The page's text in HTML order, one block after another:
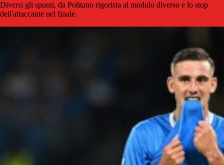
Diversi gli spunti, da Politano rigorista al modulo diverso e lo stop
dell'attaccante nel finale.